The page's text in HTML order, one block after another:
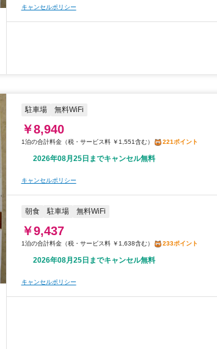
キャンセルポリシー
キャンセルポリシー
駐車場 無料WiFi
￥8,940
税・サービス料 ￥1,551含む 221ポイント
2026年08月25日までキャンセル無料
キャンセルポリシー
朝食 駐車場 無料WiFi
￥9,437
税・サービス料 ￥1,638含む 233ポイント
2026年08月25日までキャンセル無料
キャンセルポリシー